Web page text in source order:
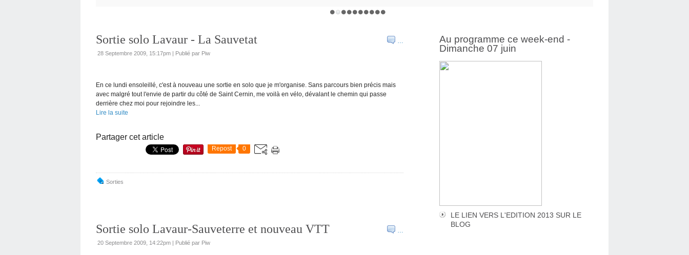
…
Sortie solo Lavaur - La Sauvetat
28 Septembre 2009, 15:17pm | Publié par Piw
En ce lundi ensoleillé, c'est à nouveau une sortie en solo que je m'organise. Sans parcours bien précis mais
avec malgré tout l'envie de partir du côté de Saint Cernin, me voilà en vélo, dévalant le chemin qui passe
derrière chez moi pour rejoindre les...
Lire la suite
Partager cet article
Repost 0
Sorties
…
Sortie solo Lavaur-Sauveterre et nouveau VTT
20 Septembre 2009, 14:22pm | Publié par Piw
Au programme ce week-end -
Dimanche 07 juin
LE LIEN VERS L'EDITION 2013 SUR LE
BLOG